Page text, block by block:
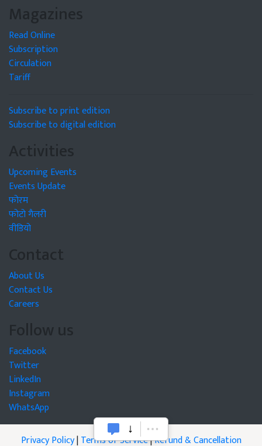
Magazines
Read Online
Subscription
Circulation
Tariff
Subscribe to print edition
Subscribe to digital edition
Activities
Upcoming Events
Events Update
फोरम
फोटो गैलरी
वीडियो
Contact
About Us
Contact Us
Careers
Follow us
Facebook
Twitter
LinkedIn
Instagram
WhatsApp
Privacy Policy|Terms of Service|Refund & Cancellation